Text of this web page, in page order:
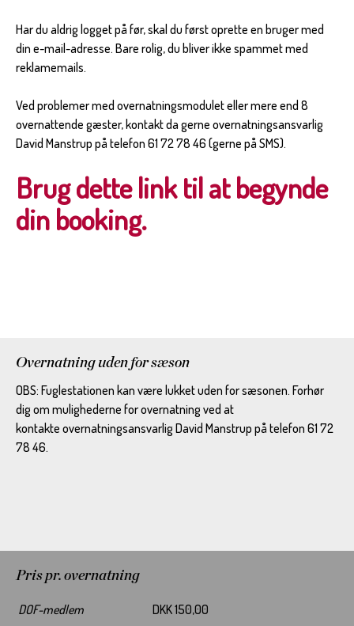
Har du aldrig logget på før, skal du først oprette en bruger med
din e-mail-adresse. Bare rolig, du bliver ikke spammet med
reklamemails.
Ved problemer med overnatningsmodulet eller mere end 8
overnattende gæster, kontakt da gerne overnatningsansvarlig
David Manstrup på telefon 61 72 78 46 (gerne på SMS).
Brug dette link til at begynde
din booking.
Overnatning uden for sæson
OBS: Fuglestationen kan være lukket uden for sæsonen. Forhør
dig om mulighederne for overnatning ved at
kontakte overnatningsansvarlig David Manstrup på telefon 61 72
78 46.
Pris pr. overnatning
DOF-medlem
DKK 150,00